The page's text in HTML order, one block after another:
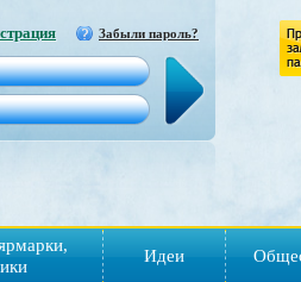
Забыли пароль?
Идеи